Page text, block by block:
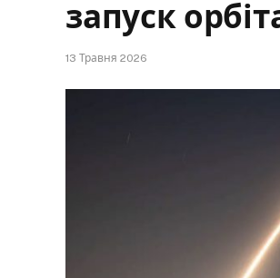
запуск
13 Травня 2026